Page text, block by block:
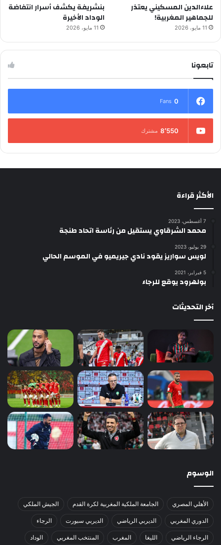
علاءالدين المسكيني يعتذر
للجماهير المغربية!
11 مايو، 2026
بنشريفة يكشف أسرار انتفاضة
الوداد الأخيرة
11 مايو، 2026
تابعونا
0
Fans
8٬550 مشترك
الأكثر قراءة
7 أغسطس، 2023
محمد الشرقاوي يستقيل من رئاسة اتحاد طنجة
29 يوليو، 2023
لويس سواريز يقود نادي جيريميو في الموسم الحالي
5 فبراير، 2021
بولهرود يوقع للرجاء
آخر التحديثات
الوسوم
الأهلي المصري الجامعة الملكية المغربية لكرة القدم الجيش الملكي
الدوري المغربي الديربي الرياضي الديربي سبورت الرجاء
الرجاء الرياضي الليغا المغرب المنتخب المغربي الوداد